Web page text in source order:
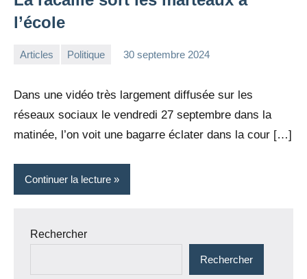
l’école
Articles Politique 30 septembre 2024
Dans une vidéo très largement diffusée sur les
réseaux sociaux le vendredi 27 septembre dans la
matinée, l’on voit une bagarre éclater dans la cour […]
Continuer la lecture
Rechercher
Rechercher